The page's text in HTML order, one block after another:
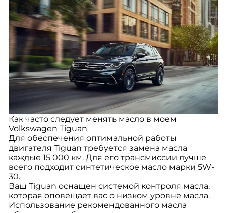
Как часто следует менять масло в моем
Volkswagen Tiguan
Для обеспечения оптимальной работы
двигателя Tiguan требуется замена масла
каждые 15 000 км. Для его трансмиссии лучше
всего подходит синтетическое масло марки 5W-
30.
Ваш Tiguan оснащен системой контроля масла,
которая оповещает вас о низком уровне масла.
Использование рекомендованного масла